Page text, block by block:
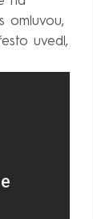
omluvou,
uvedl,